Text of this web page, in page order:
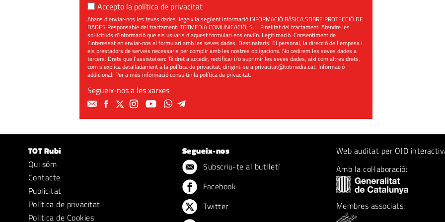
Accepto la política de privacitat
Abans d'enviar-nos les teves dades llegeix la següent informació INFORMACIÓ BÀSICA SOBRE PROTECCIÓ DE
DADES Responsable del tractament: TOTMEDIA COMUNICACIÓ, S.L. Finalitat del tractament: Atendre les
sol·licituds d'informació que els usuaris d'aquest formulari ens enviïn. Legitimació: Consentiment de
l'interessat en enviar-nos el formulari amb les seves dades. Destinataris: El personal, la direcció de l'empesa i
els prestadors de serveis necessaris per complir amb les nostres obligacions. No cedirem les seves dades a
tercers. Drets que l'assisteixen: Té dret a accedir, rectificar i/o suprimir les seves dades, així com altres drets,
com s'explica detalladament a la política de privacitat, dirigint-se aprivacitat@totmedia.cat. Informació
addicional: Per a més informació consultin lapolítica de privacitat.
Segueix-nos a les xarxes
TOT Rubí
Qui sóm
Contacte
Publicitat
Política de privacitat
Politica de Cookies
Segueix-nos
Subscriu-te al butlletí
Facebook
Twitter
Web auditat per OJD
Amb la col·laboració:
Membres associats: